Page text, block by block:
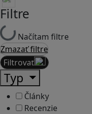
Filtre
Načítam filtre
Zmazať filtre
Filtrovať
Typ
Články
Recenzie